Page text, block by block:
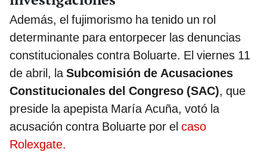
Además, el fujimorismo ha tenido un rol
determinante para entorpecer las denuncias
constitucionales contra Boluarte. El viernes 11
de abril, laSubcomisión de Acusaciones
Constitucionales del Congreso (SAC), que
preside la apepista María Acuña, votó la
acusación contra Boluarte por el caso
Rolexgate.